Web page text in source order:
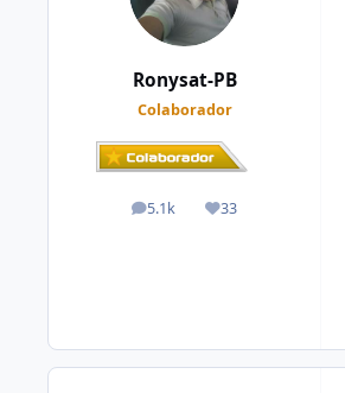
Ronysat-PB
Colaborador
5.1k
posts 33
Reputação